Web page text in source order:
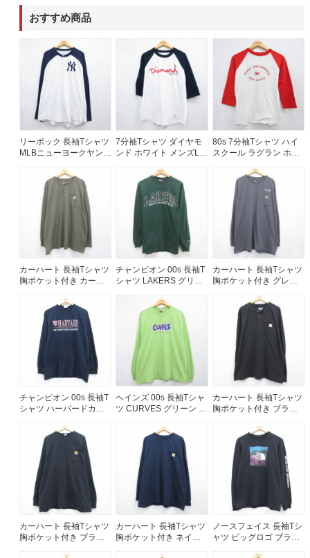
おすすめ商品
リーボック 長袖Tシャツ
MLBニューヨークヤンキ
相当 | 古着
7分袖Tシャツ ダイヤモ
ンド ホワイト メンズL相
80s 7分袖Tシャツ ハイ
スクール ラグラン ホワ
カーハート 長袖Tシャツ
胸ポケット付き カーキ
チャンピオン 00s 長袖T
シャツ LAKERS グリー
カーハート 長袖Tシャツ
胸ポケット付き グレー
チャンピオン 00s 長袖T
シャツ ハーバードカレ
ヘインズ 00s 長袖Tシャ
ツ CURVES グリーン メ
カーハート 長袖Tシャツ
胸ポケット付き ブラッ
カーハート 長袖Tシャツ
胸ポケット付き ブラッ
カーハート 長袖Tシャツ
胸ポケット付き ネイビ
ノースフェイス 長袖Tシ
ャツ ビッグロゴ ブラッ